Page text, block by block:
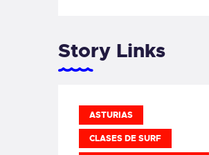
Story Links
ASTURIAS
CLASES DE SURF